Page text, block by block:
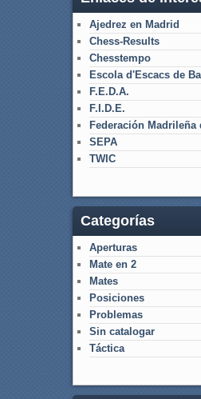
Ajedrez en Madrid
Chess-Results
Chesstempo
Escola d'Escacs de
F.E.D.A.
F.I.D.E.
Federación Madrileña
SEPA
TWIC
Categorías
Aperturas
Mate en 2
Mates
Posiciones
Problemas
Sin catalogar
Táctica